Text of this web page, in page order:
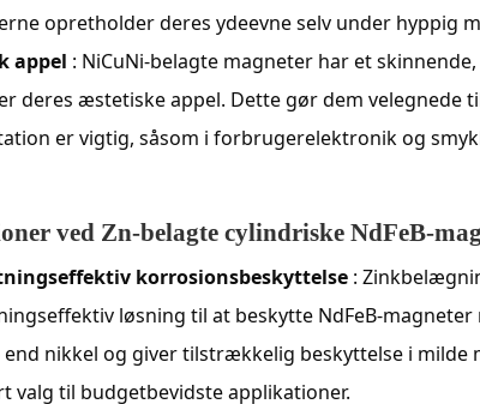
opretholder deres ydeevne selv under hyppig
appel : NiCuNi-belagte magneter har et
deres æstetiske appel. Dette gør dem velegnede
er vigtig, såsom i forbrugerelektronik og
ved Zn-belagte cylindriske NdFeB-
korrosionsbeskyttelse :
løsning til at beskytte NdFeB-
nikkel og giver tilstrækkelig beskyttelse i milde
valg til budgetbevidste applikationer.